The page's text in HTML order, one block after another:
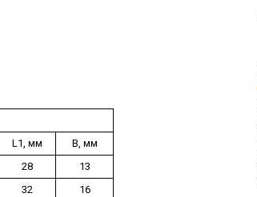
L1, мм
B, мм
28
13
32
16